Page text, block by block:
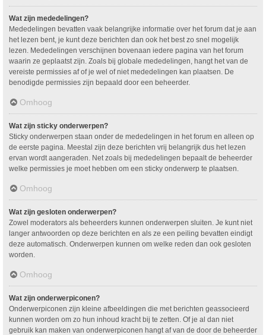
Wat zijn mededelingen?
Mededelingen bevatten vaak belangrijke informatie over het forum dat je aan
het lezen bent, je kunt deze berichten dan ook het best zo snel mogelijk
lezen. Mededelingen verschijnen bovenaan iedere pagina van het forum
waarin ze geplaatst zijn. Zoals bij globale mededelingen, hangt het van de
vereiste permissies af of je wel of niet mededelingen kan plaatsen. De
benodigde permissies zijn bepaald door een beheerder.
Omhoog
Wat zijn sticky onderwerpen?
Sticky onderwerpen staan onder de mededelingen in het forum en alleen op
de eerste pagina. Meestal zijn deze berichten vrij belangrijk dus het lezen
ervan wordt aangeraden. Net zoals bij mededelingen bepaalt de beheerder
welke permissies je moet hebben om een sticky onderwerp te plaatsen.
Omhoog
Wat zijn gesloten onderwerpen?
Zowel moderators als beheerders kunnen onderwerpen sluiten. Je kunt niet
langer antwoorden op deze berichten en als ze een peiling bevatten eindigt
deze automatisch. Onderwerpen kunnen om welke reden dan ook gesloten
worden.
Omhoog
Wat zijn onderwerpiconen?
Onderwerpiconen zijn kleine afbeeldingen die met berichten geassocieerd
kunnen worden om zo hun inhoud kracht bij te zetten. Of je al dan niet
gebruik kan maken van onderwerpiconen hangt af van de door de beheerder